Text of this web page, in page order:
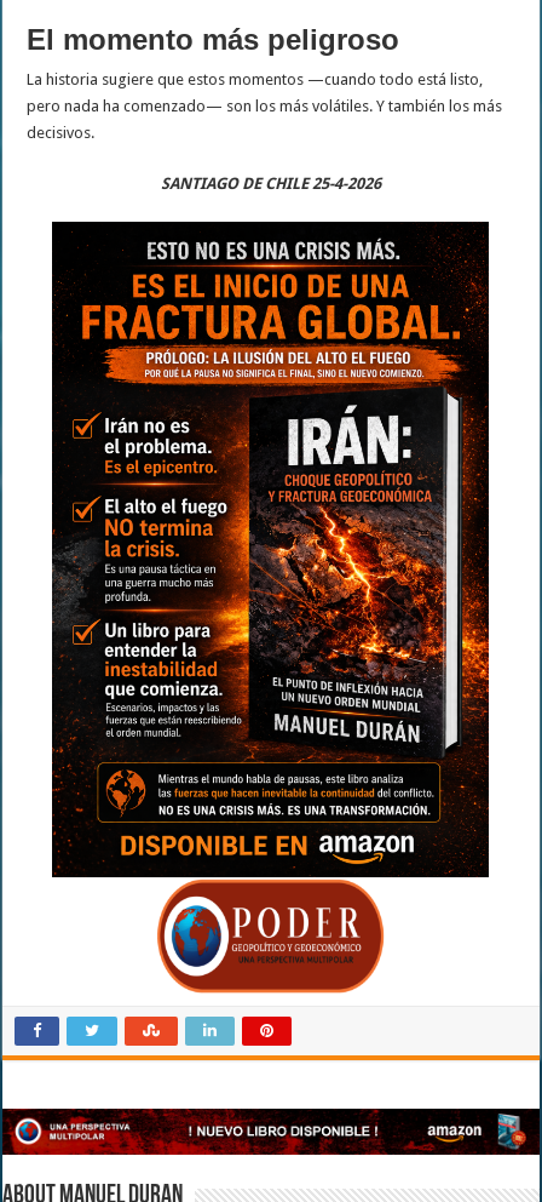
El momento más peligroso
La historia sugiere que estos momentos —cuando todo está listo,
pero nada ha comenzado— son los más volátiles. Y también los más
decisivos.
SANTIAGO DE CHILE 25-4-2026